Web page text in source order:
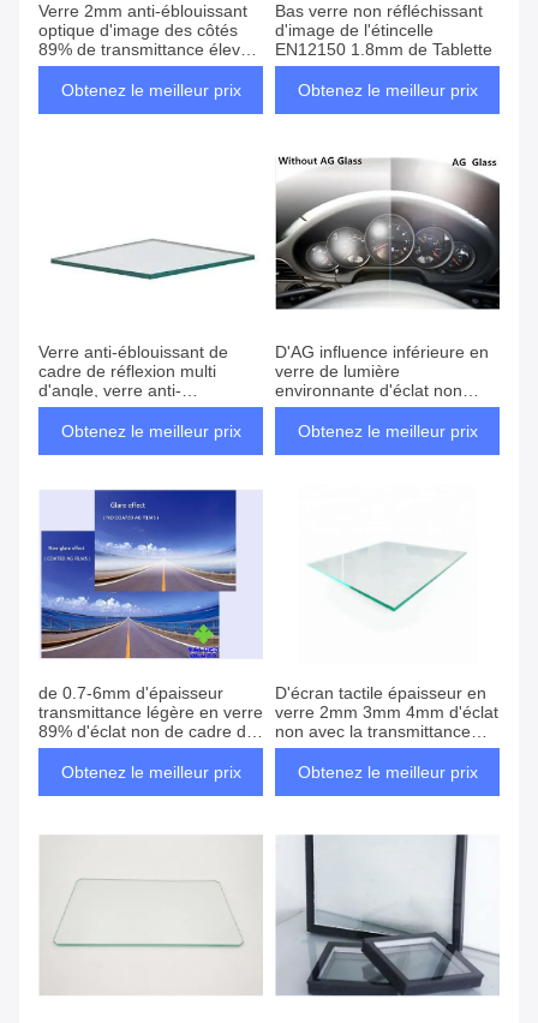
Verre 2mm anti-éblouissant
optique d'image des côtés
89% de transmittance élevée
double
Obtenez le meilleur prix
Bas verre non réfléchissant
d'image de l'étincelle
EN12150 1.8mm de Tablette
Obtenez le meilleur prix
Verre anti-éblouissant de
cadre de réflexion multi
d'angle, verre anti-
éblouissant des cadres de
tableau
Obtenez le meilleur prix
D'AG influence inférieure en
verre de lumière
environnante d'éclat non
pour le moniteur de TV
Obtenez le meilleur prix
de 0.7-6mm d'épaisseur
transmittance légère en verre
89% d'éclat non de cadre de
tableau
Obtenez le meilleur prix
D'écran tactile épaisseur en
verre 2mm 3mm 4mm d'éclat
non avec la transmittance
élevée
Obtenez le meilleur prix